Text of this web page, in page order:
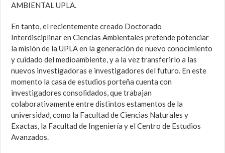
AMBIENTAL UPLA.
En tanto, el recientemente creado Doctorado
Interdisciplinar en Ciencias Ambientales pretende potenciar
la misión de la UPLA en la ge­neración de nuevo conocimiento
y cuidado del medioambiente, y a la vez transferirlo a las
nuevos investigadoras e investigadores del futuro. En este
momento la casa de estudios porteña cuenta con
investigadores consolidados, que trabajan
colaborativamente entre distintos estamen­tos de la
universidad, como la Facultad de Ciencias Naturales y
Exactas, la Facultad de Ingeniería y el Centro de Estudios
Avanzados.